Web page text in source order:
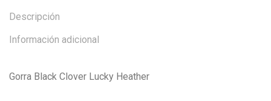
Descripción
Información adicional
Gorra Black Clover Lucky Heather